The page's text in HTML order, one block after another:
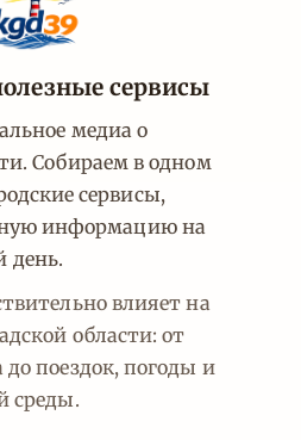
сервисы
медиа о
Собираем в одном
сервисы,
информацию на
день.
влияет на
области: от
поездок, погоды и
среды.